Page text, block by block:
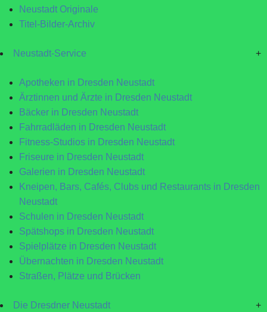
Neustadt Originale
Titel-Bilder-Archiv
Neustadt-Service +
Apotheken in Dresden Neustadt
Ärztinnen und Ärzte in Dresden Neustadt
Bäcker in Dresden Neustadt
Fahrradläden in Dresden Neustadt
Fitness-Studios in Dresden Neustadt
Friseure in Dresden Neustadt
Galerien in Dresden Neustadt
Kneipen, Bars, Cafés, Clubs und Restaurants in Dresden
Neustadt
Schulen in Dresden Neustadt
Spätshops in Dresden Neustadt
Spielplätze in Dresden Neustadt
Übernachten in Dresden Neustadt
Straßen, Plätze und Brücken
Die Dresdner Neustadt +